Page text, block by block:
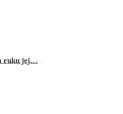
ruku jej…